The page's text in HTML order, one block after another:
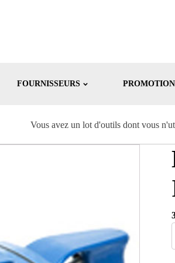
FOURNISSEURS
Vous avez un lot d'outils dont vous